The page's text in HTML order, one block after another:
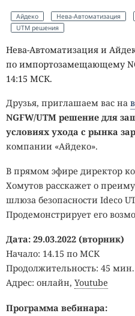
Айдеко Нева-Автоматизация
UTM решения
Нева-Автоматизация и
по импортозамещающему
14:15 МСК.
Друзья, приглашаем вас на
NGFW/UTM решение для
условиях ухода с рынка
компании «Айдеко».
В прямом эфире директор
Хомутов расскажет о
шлюза безопасности Ideco
Продемонстрирует его
Дата: 29.03.2022 (вторник)
Начало: 14.15 по МСК
Продолжительность: 45 мин.
Адрес: онлайн, Youtube
Программа вебинара: